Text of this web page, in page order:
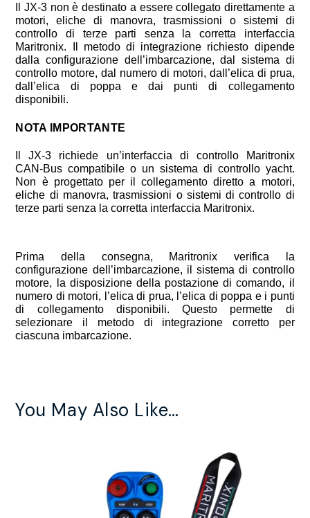
Il JX-3 non è destinato a essere collegato direttamente a
motori, eliche di manovra, trasmissioni o sistemi di
controllo di terze parti senza la corretta interfaccia
Maritronix. Il metodo di integrazione richiesto dipende
dalla configurazione dell’imbarcazione, dal sistema di
controllo motore, dal numero di motori, dall’elica di prua,
dall’elica di poppa e dai punti di collegamento
disponibili.
NOTA IMPORTANTE
Il JX-3 richiede un’interfaccia di controllo Maritronix
CAN-Bus compatibile o un sistema di controllo yacht.
Non è progettato per il collegamento diretto a motori,
eliche di manovra, trasmissioni o sistemi di controllo di
terze parti senza la corretta interfaccia Maritronix.
Prima della consegna, Maritronix verifica la
configurazione dell’imbarcazione, il sistema di controllo
motore, la disposizione della postazione di comando, il
numero di motori, l’elica di prua, l’elica di poppa e i punti
di collegamento disponibili. Questo permette di
selezionare il metodo di integrazione corretto per
ciascuna imbarcazione.
You May Also Like…